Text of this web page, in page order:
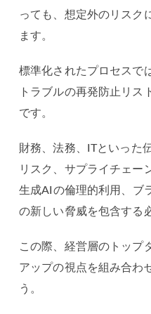
っても、想定外のリスク
ます。
標準化されたプロセスで
トラブルの再発防止リ
です。
財務、法務、ITといった
リスク、サプライチェー
生成AIの倫理的利用、ブ
の新しい脅威を包含する
この際、経営層のトップ
アップの視点を組み合わ
う。